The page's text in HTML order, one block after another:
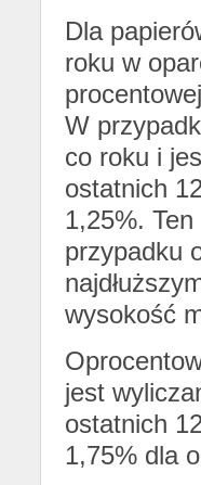
Dla
roku w
W
co roku i
ostatnich
1,25%.
przypadku
wysokość
jest
ostatnich
1,75% dla